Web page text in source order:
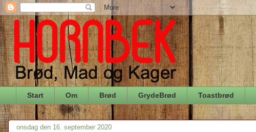
Start Om Brød GrydeBrød Toastbrød
onsdag den 16. september 2020